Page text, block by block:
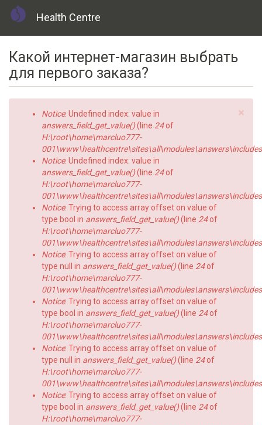
content
Health Centre
Какой интернет-магазин выбрать
для первого заказа?
×
Error
message
Notice: Undefined index: value in
answers_field_get_value()(line 24of
H:\root\home\marcluo777-
Notice: Undefined index: value in
answers_field_get_value()(line 24of
H:\root\home\marcluo777-
Notice: Trying to access array offset on value of
type bool in answers_field_get_value()(line 24of
H:\root\home\marcluo777-
Notice: Trying to access array offset on value of
type null in answers_field_get_value()(line 24of
H:\root\home\marcluo777-
Notice: Trying to access array offset on value of
type bool in answers_field_get_value()(line 24of
H:\root\home\marcluo777-
Notice: Trying to access array offset on value of
type null in answers_field_get_value()(line 24of
H:\root\home\marcluo777-
Notice: Trying to access array offset on value of
type bool in answers_field_get_value()(line 24of
H:\root\home\marcluo777-